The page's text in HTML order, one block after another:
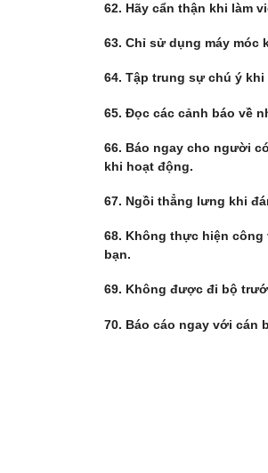
62. Hãy cẩn thận khi làm
63. Chỉ sử dụng máy
64. Tập trung sự chú ý
65. Đọc các cảnh báo về
66. Báo ngay cho người
khi hoạt động.
67. Ngồi thẳng lưng khi
68. Không thực hiện
bạn.
69. Không được đi bộ
70. Báo cáo ngay với cán